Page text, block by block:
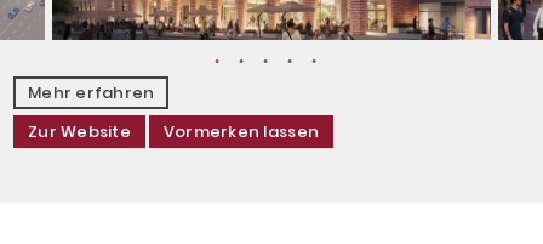
Mehr erfahren
Zur Website
Vormerken lassen